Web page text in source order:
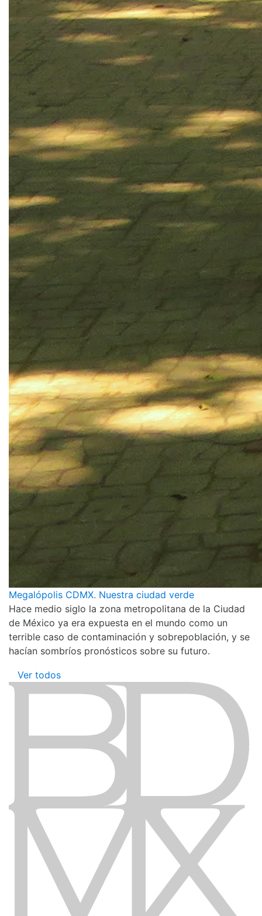
Megalópolis CDMX. Nuestra ciudad verde
Hace medio siglo la zona metropolitana de la Ciudad
de México ya era expuesta en el mundo como un
terrible caso de contaminación y sobrepoblación, y se
hacían sombríos pronósticos sobre su futuro.
Ver todos